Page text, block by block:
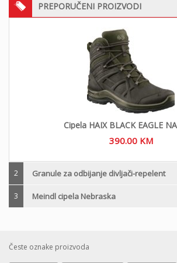
PREPORUČENI PROIZVODI
Cipela HAIX BLACK EAGLE
390.00 KM
2 Granule za odbijanje divljači-repelent
3 Meindl cipela Nebraska
Česte oznake proizvoda